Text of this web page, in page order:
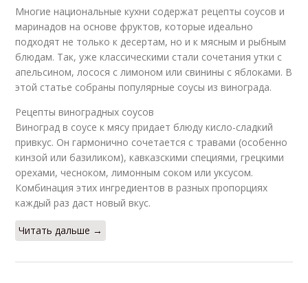
Многие национальные кухни содержат рецепты соусов и
маринадов на основе фруктов, которые идеально
подходят не только к десертам, но и к мясным и рыбным
блюдам. Так, уже классическими стали сочетания утки с
апельсином, лосося с лимоном или свинины с яблоками. В
этой статье собраны популярные соусы из винограда.
Рецепты виноградных соусов
Виноград в соусе к мясу придает блюду кисло-сладкий
привкус. Он гармонично сочетается с травами (особенно
кинзой или базиликом), кавказскими специями, грецкими
орехами, чесноком, лимонным соком или уксусом.
Комбинация этих ингредиентов в разных пропорциях
каждый раз даст новый вкус.
Читать дальше →